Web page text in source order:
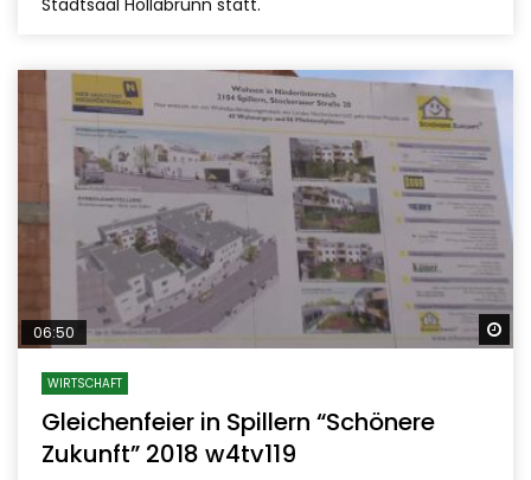
Stadtsaal Hollabrunn statt.
06:50
WIRTSCHAFT
Gleichenfeier in Spillern “Schönere
Zukunft” 2018 w4tv119